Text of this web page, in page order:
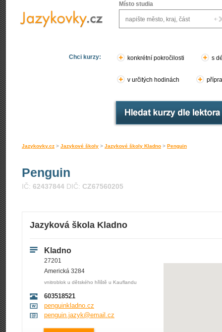
Místo studia
Chci kurzy: konkrétní pokročilosti s
v určitých hodinách
Jazykovky.cz > Jazykové školy > Jazykové školy Kladno > Penguin
Penguin
IČ: 62437844 DIČ: CZ67560205
Jazyková škola Kladno
Kladno
27201
Americká 3284
vnitroblok u dětského hřiště u Kauflandu
603518521
penguinkladno.cz
penguin.jazyk@email.cz